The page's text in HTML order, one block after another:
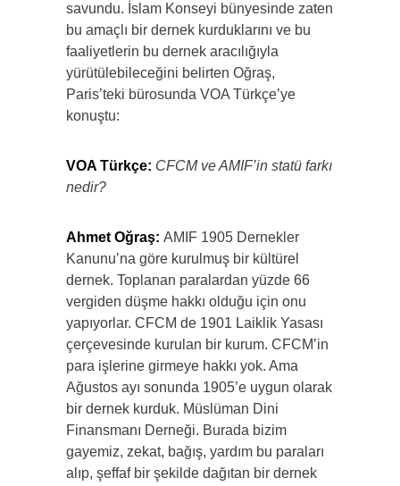
savundu. İslam Konseyi bünyesinde zaten
bu amaçlı bir dernek kurduklarını ve bu
faaliyetlerin bu dernek aracılığıyla
yürütülebileceğini belirten Oğraş,
Paris’teki bürosunda VOA Türkçe’ye
konuştu:
VOA Türkçe: CFCM ve AMIF’in statü farkı
nedir?
Ahmet Oğraş: AMIF 1905 Dernekler
Kanunu’na göre kurulmuş bir kültürel
dernek. Toplanan paralardan yüzde 66
vergiden düşme hakkı olduğu için onu
yapıyorlar. CFCM de 1901 Laiklik Yasası
çerçevesinde kurulan bir kurum. CFCM’in
para işlerine girmeye hakkı yok. Ama
Ağustos ayı sonunda 1905’e uygun olarak
bir dernek kurduk. Müslüman Dini
Finansmanı Derneği. Burada bizim
gayemiz, zekat, bağış, yardım bu paraları
alıp, şeffaf bir şekilde dağıtan bir dernek